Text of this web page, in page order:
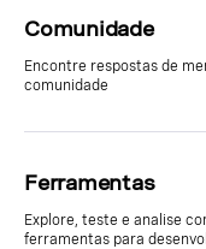
Comunidade
Encontre respostas de
comunidade
Ferramentas
Explore, teste e analise
ferramentas para